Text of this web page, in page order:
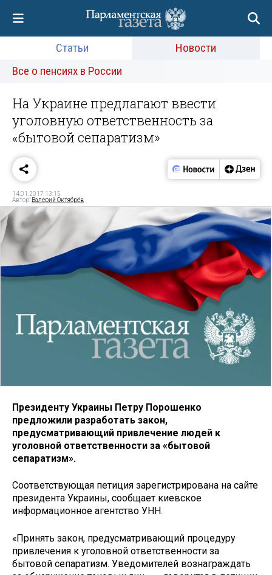
Статьи
Новости
Все о пенсиях в России
На Украине предлагают ввести
уголовную ответственность за
«бытовой сепаратизм»
14.01.2017 13:15
Автор: Валерий Октябрёв
Президенту Украины Петру Порошенко
предложили разработать закон,
предусматривающий привлечение людей к
уголовной ответственности за «бытовой
сепаратизм».
Соответствующая петиция зарегистрирована на сайте
президента Украины, сообщает киевское
информационное агентство УНН.
«Принять закон, предусматривающий процедуру
привлечения к уголовной ответственности за
бытовой сепаратизм. Уведомителей вознаграждать